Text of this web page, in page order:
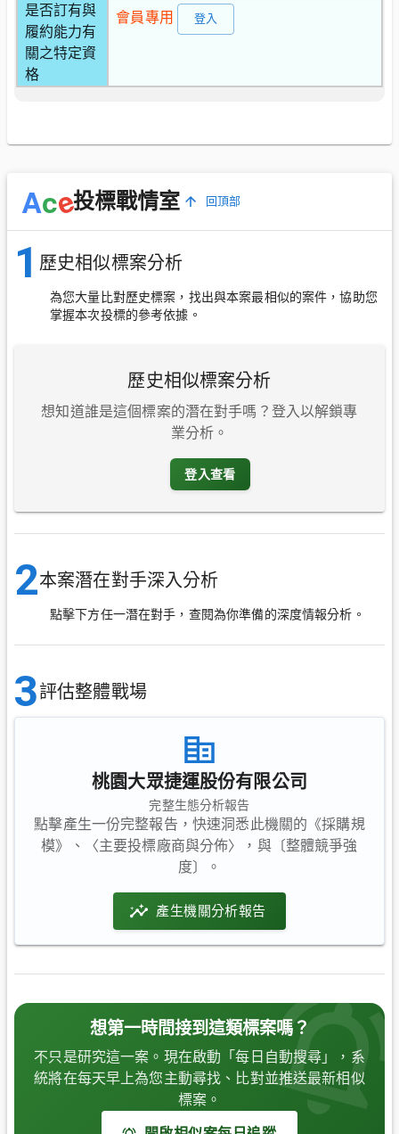
是否訂有與
履約能力有
關之特定資
格
會員專用 登入
Ace投標戰情室 回頂部
1 歷史相似標案分析
為您大量比對歷史標案，找出與本案最相似的案件，協助您
掌握本次投標的參考依據。
歷史相似標案分析
想知道誰是這個標案的潛在對手嗎？登入以解鎖專
業分析。
登入查看
2本案潛在對手深入分析
點擊下方任一潛在對手，查閱為你準備的深度情報分析。
3評估整體戰場
桃園大眾捷運股份有限公司
完整生態分析報告
點擊產生一份完整報告，快速洞悉此機關的《採購規
模》、〈主要投標廠商與分佈〉，與〔整體競爭強
度〕。
產生機關分析報告
想第一時間接到這類標案嗎？
不只是研究這一案。現在啟動「每日自動搜尋」，系
統將在每天早上為您主動尋找、比對並推送最新相似
標案。